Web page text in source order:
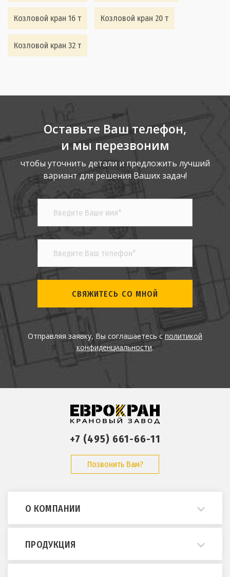
Козловой кран 16 т Козловой кран 20 т
Козловой кран 32 т
Оставьте Ваш телефон,
и мы перезвоним
чтобы уточнить детали и предложить лучший
вариант для решения Ваших задач!
СВЯЖИТЕСЬ СО МНОЙ
Отправляя заявку, Вы соглашаетесь сполитикой
конфиденциальности.
+7 (495) 661-66-11
Позвонить Вам?
О КОМПАНИИ
О нас
Примеры работ
Опросные листы
ПРОДУКЦИЯ
Мостовые краны